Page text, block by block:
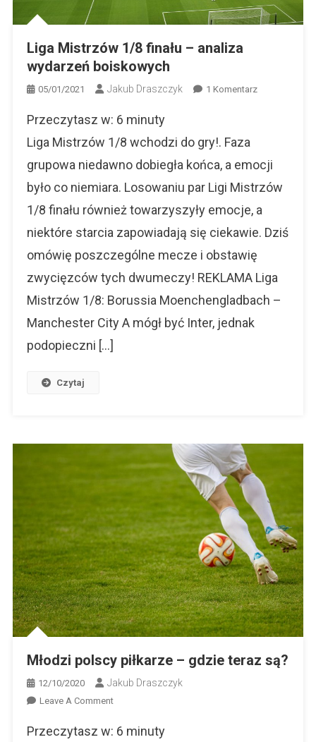
Liga Mistrzów 1/8 finału – analiza
wydarzeń boiskowych
05/01/2021 Jakub Draszczyk 1 KomentarzDo
–
Analiza
Boiskowych
Przeczytasz w: 6 minuty
Liga Mistrzów 1/8 wchodzi do gry!. Faza
grupowa niedawno dobiegła końca, a emocji
było co niemiara. Losowaniu par Ligi Mistrzów
1/8 finału również towarzyszyły emocje, a
niektóre starcia zapowiadają się ciekawie. Dziś
omówię poszczególne mecze i obstawię
zwycięzców tych dwumeczy! REKLAMA Liga
Mistrzów 1/8: Borussia Moenchengladbach –
Manchester City A mógł być Inter, jednak
podopieczni […]
Czytaj
Młodzi polscy piłkarze – gdzie teraz są?
12/10/2020 Jakub Draszczyk
Leave A CommentOn
Polscy
Przeczytasz w: 6 minuty